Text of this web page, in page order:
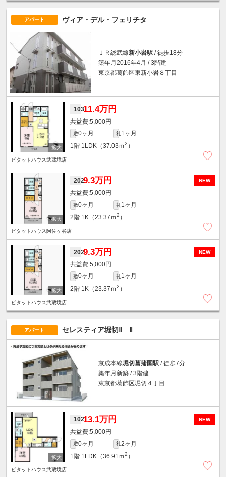
アパート ヴィア・デル・フェリチタ
ＪＲ総武線新小岩駅 / 徒歩18分
築年月2016年4月 / 3階建
東京都葛飾区東新小岩８丁目
10311.4万円
5,000円
敷0ヶ月 礼1ヶ月
1階 1LDK（37.03ｍ2 ）
ピタットハウス武蔵境店
NEW
2029.3万円
5,000円
敷0ヶ月 礼1ヶ月
2階 1K（23.37ｍ2 ）
ピタットハウス阿佐ヶ谷店
NEW
2029.3万円
5,000円
敷0ヶ月 礼1ヶ月
2階 1K（23.37ｍ2 ）
ピタットハウス武蔵境店
アパート セレスティア堀切Ⅱ Ⅱ
京成本線堀切菖蒲園駅 / 徒歩7分
築年月新築 / 3階建
東京都葛飾区堀切４丁目
NEW
10213.1万円
5,000円
敷0ヶ月 礼2ヶ月
1階 1LDK（36.91ｍ2 ）
ピタットハウス武蔵境店